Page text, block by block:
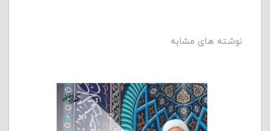
نوشته های مشابه